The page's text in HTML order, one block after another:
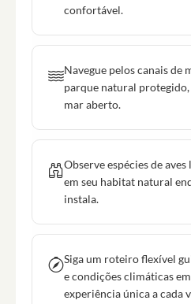
confortável.
Navegue pelos canais de
parque natural
mar aberto.
Observe espécies de
em seu habitat natural
instala.
Siga um roteiro flexível
e condições climáticas
experiência única a cada